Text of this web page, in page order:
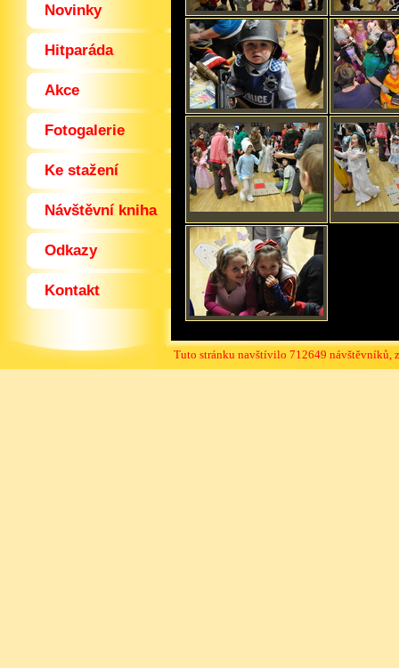
Novinky
Hitparáda
Akce
Fotogalerie
Ke stažení
Návštěvní kniha
Odkazy
Kontakt
Tuto stránku navštívilo 712649 návštěvníků,